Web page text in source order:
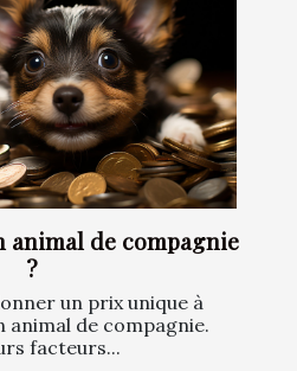
animal de compagnie
?
un prix unique à
animal de compagnie.
facteurs...